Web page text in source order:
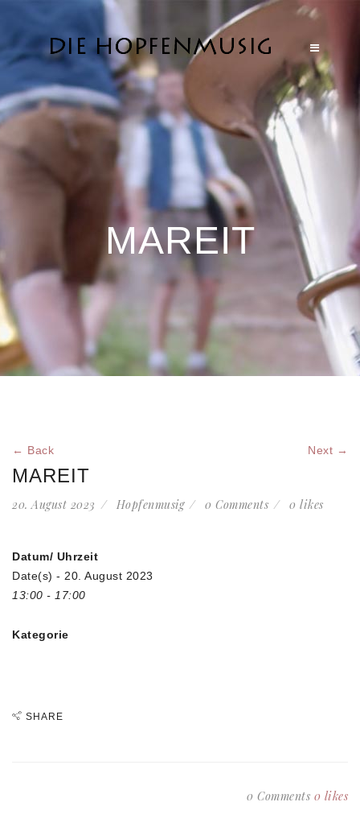
MAREIT
← Back Next →
MAREIT
20. August 2023 Hopfenmusig 0 Comments 0 likes
Datum/ Uhrzeit
Date(s) - 20. August 2023
13:00 - 17:00
Kategorie
SHARE
0 Comments 0 likes